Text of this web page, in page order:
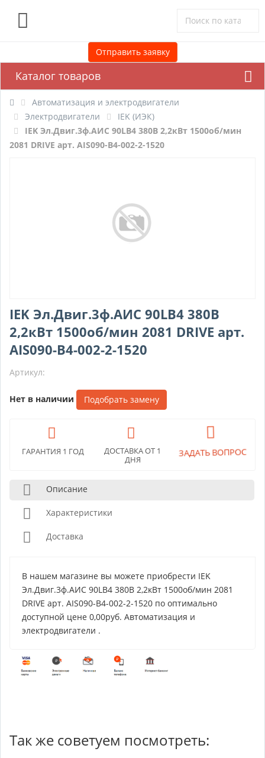
Отправить заявку
Каталог товаров
Автоматизация и электродвигатели
Электродвигатели
IEK (ИЭК)
IEK Эл.Двиг.3ф.АИС 90LB4 380В 2,2кВт 1500об/мин
2081 DRIVE арт. AIS090-B4-002-2-1520
IEK Эл.Двиг.3ф.АИС 90LB4 380В
2,2кВт 1500об/мин 2081 DRIVE арт.
AIS090-B4-002-2-1520
Артикул:
Нет в наличии Подобрать замену
ГАРАНТИЯ 1 ГОД
ДОСТАВКА ОТ 1
ДНЯ
ЗАДАТЬ ВОПРОС
Описание
Характеристики
Доставка
В нашем магазине вы можете приобрести IEK
Эл.Двиг.3ф.АИС 90LB4 380В 2,2кВт 1500об/мин 2081
DRIVE арт. AIS090-B4-002-2-1520 по оптимально
доступной цене 0,00руб. Автоматизация и
электродвигатели .
Так же советуем посмотреть: